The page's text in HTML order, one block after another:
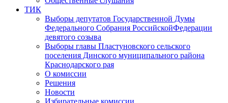
ТИК
Выборы депутатов Государственной Думы
Федерального Собрания РоссийскойФедерации
девятого созыва
Выборы главы Пластуновского сельского
поселения Динского муниципального района
Краснодарского рая
О комиссии
Решения
Новости
Избирательные комиссии